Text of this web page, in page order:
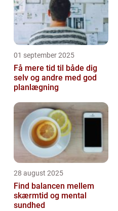
01 september 2025
Få mere tid til både dig
selv og andre med god
planlægning
28 august 2025
Find balancen mellem
skærmtid og mental
sundhed